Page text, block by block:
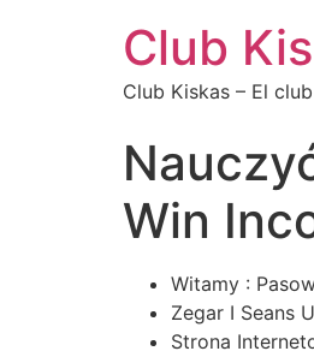
Club
Club Kiskas – El
Win
Witamy :
Zegar I Seans
Strona